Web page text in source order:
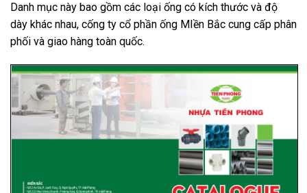
Danh mục này bao gồm các loại ống có kích thước và độ
dày khác nhau, cống ty cổ phần ống MIền Bắc cung cấp phân
phối và giao hàng toàn quốc.